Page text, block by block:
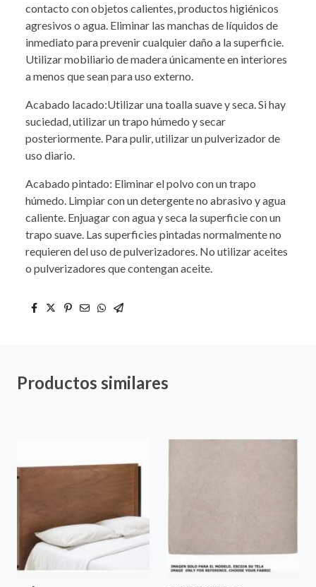
contacto con objetos calientes, productos higiénicos
agresivos o agua. Eliminar las manchas de líquidos de
inmediato para prevenir cualquier daño a la superficie.
Utilizar mobiliario de madera únicamente en interiores
a menos que sean para uso externo.
Acabado lacado:Utilizar una toalla suave y seca. Si hay
suciedad, utilizar un trapo húmedo y secar
posteriormente. Para pulir, utilizar un pulverizador de
uso diario.
Acabado pintado: Eliminar el polvo con un trapo
húmedo. Limpiar con un detergente no abrasivo y agua
caliente. Enjuagar con agua y seca la superficie con un
trapo suave. Las superficies pintadas normalmente no
requieren del uso de pulverizadores. No utilizar aceites
o pulverizadores que contengan aceite.
Productos similares